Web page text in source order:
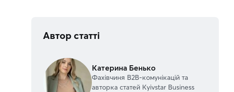
Автор статті
Катерина Бенько
Фахівчиня В2В-комунікацій та
авторка статей Kyivstar Business